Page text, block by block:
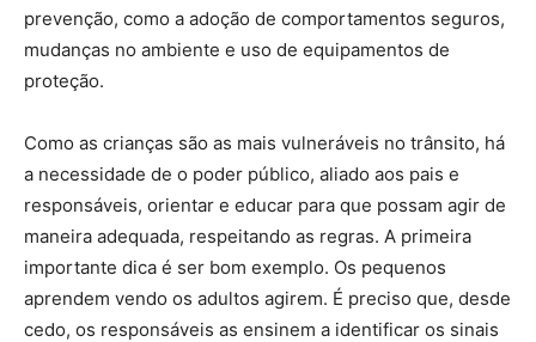
prevenção, como a adoção de comportamentos seguros,
mudanças no ambiente e uso de equipamentos de
proteção.
Como as crianças são as mais vulneráveis no trânsito, há
a necessidade de o poder público, aliado aos pais e
responsáveis, orientar e educar para que possam agir de
maneira adequada, respeitando as regras. A primeira
importante dica é ser bom exemplo. Os pequenos
aprendem vendo os adultos agirem. É preciso que, desde
cedo, os responsáveis as ensinem a identificar os sinais